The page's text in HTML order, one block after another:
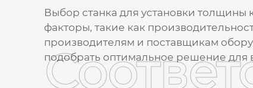
Выбор станка для установки толщины
факторы, такие как
производителям и поставщикам
подобрать оптимальное решение для